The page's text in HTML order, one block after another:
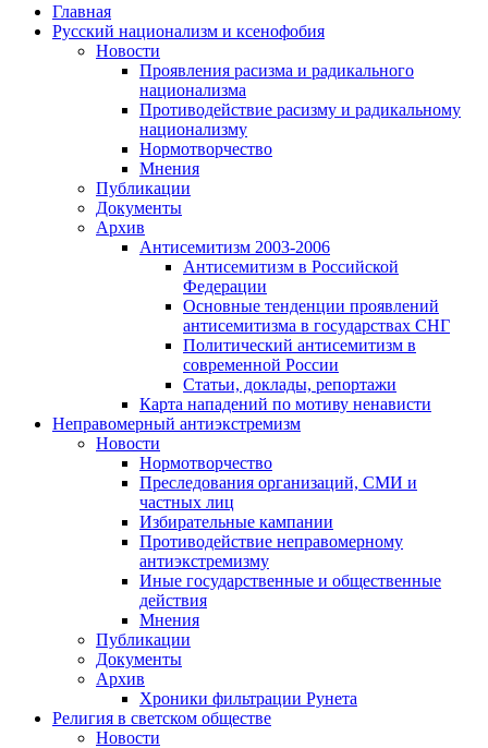
Главная
Русский национализм и ксенофобия
Новости
Проявления расизма и радикального
национализма
Противодействие расизму и радикальному
национализму
Нормотворчество
Мнения
Публикации
Документы
Архив
Антисемитизм 2003-2006
Антисемитизм в Российской
Федерации
Основные тенденции проявлений
антисемитизма в государствах СНГ
Политический антисемитизм в
современной России
Статьи, доклады, репортажи
Карта нападений по мотиву ненависти
Неправомерный антиэкстремизм
Новости
Нормотворчество
Преследования организаций, СМИ и
частных лиц
Избирательные кампании
Противодействие неправомерному
антиэкстремизму
Иные государственные и общественные
действия
Мнения
Публикации
Документы
Архив
Хроники фильтрации Рунета
Религия в светском обществе
Новости